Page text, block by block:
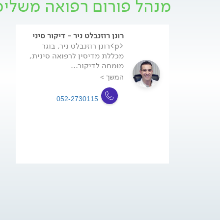
מנהל פורום רפואה
רונן רוזנבלט ניר - דיקור סיני
<p>רונן רוזנבלט ניר, בוגר
מכללת מדיסין לרפואה סינית,
מומחה לדיקור...
המשך >
052-2730115